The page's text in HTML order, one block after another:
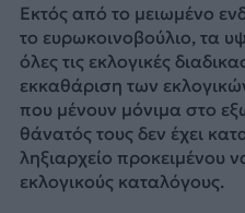
Εκτός από το μειωμένο
το ευρωκοινοβούλιο, τα
όλες τις εκλογικές
εκκαθάριση των
που μένουν μόνιμα στο
θάνατός τους δεν έχει
ληξιαρχείο προκειμένου
εκλογικούς καταλόγους.